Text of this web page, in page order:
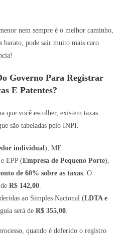
nem sempre é o melhor caminho,
barato, pode sair muito mais caro
Governo Para Registrar
E Patentes?
que você escolher, existem taxas
são tabeladas pelo INPI.
individual), ME
EPP (Empresa de Pequeno Porte),
de 60% sobre as taxas . O
deR$ 142,00
ao Simples Nacional (LDTA e
será deR$ 355,00
quando é deferido o registro